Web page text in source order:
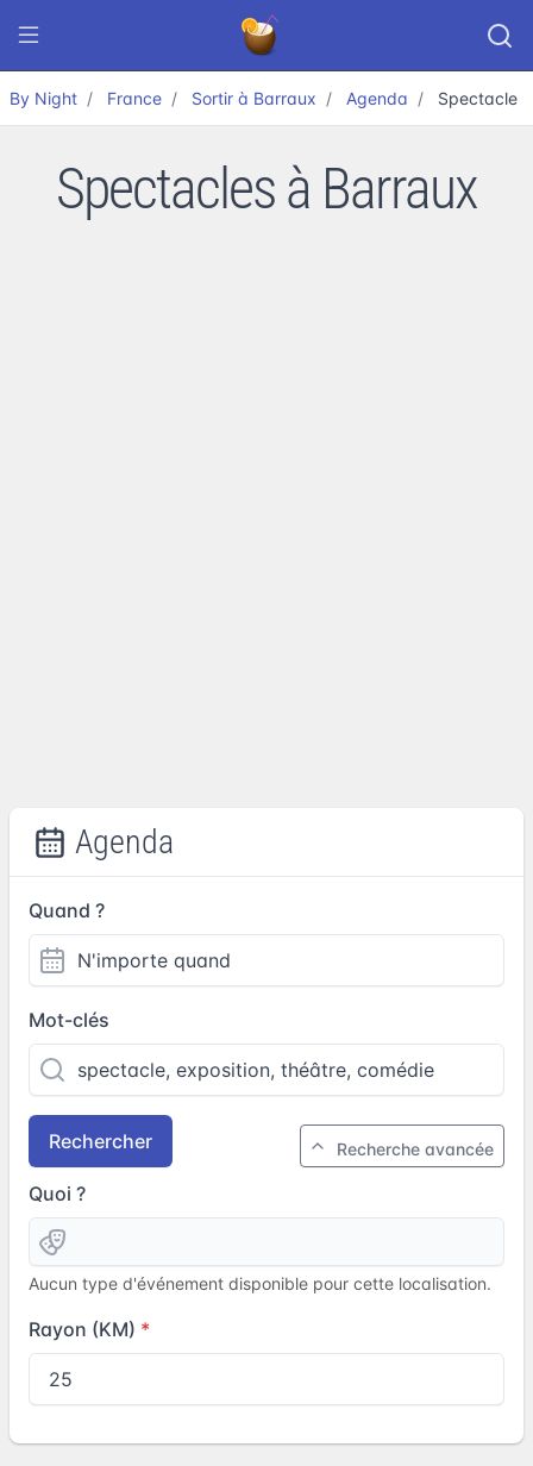
By Night France Sortir à Barraux Agenda Spectacle
Spectacles à Barraux
Agenda
Quand ?
Mot-clés
Rechercher Recherche avancée
Quoi ?
Aucun type d'événement disponible pour cette localisation.
Rayon (KM)